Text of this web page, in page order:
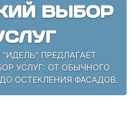
ВЫБОР
ПРЕДЛАГАЕТ
УСЛУГ: ОТ ОБЫЧНОГО
ОСТЕКЛЕНИЯ ФАСАДОВ.